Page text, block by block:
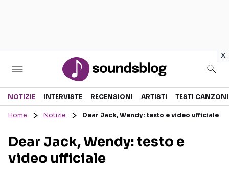
x
Sezioni
RECENSIONI MUSICALI
INTERVISTE
TESTI CANZONI
NOTIZIE INTERVISTE RECENSIONI ARTISTI TESTI CANZONI
Home Notizie Dear Jack, Wendy: testo e video ufficiale
Dear Jack, Wendy: testo e
video ufficiale